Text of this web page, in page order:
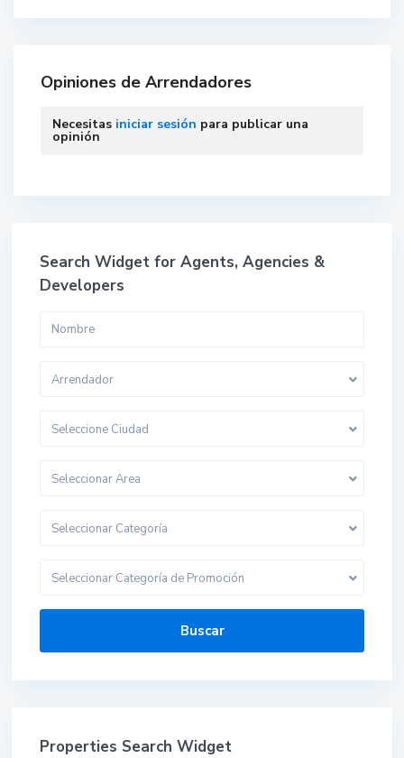
Opiniones de Arrendadores
Necesitas iniciar sesión para publicar una
opinión
Search Widget for Agents, Agencies &
Developers
Arrendador
Seleccione Ciudad
Seleccionar Area
Seleccionar Categoría
Seleccionar Categoría de Promoción
Buscar
Properties Search Widget